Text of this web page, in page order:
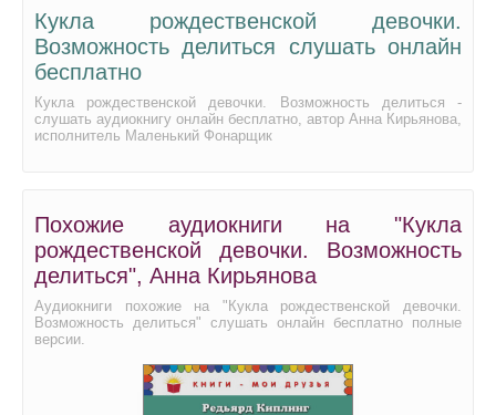
Кукла рождественской девочки.
Возможность делиться слушать онлайн
бесплатно
Кукла рождественской девочки. Возможность делиться -
слушать аудиокнигу онлайн бесплатно, автор Анна Кирьянова,
исполнитель Маленький Фонарщик
Похожие аудиокниги на "Кукла
рождественской девочки. Возможность
делиться", Анна Кирьянова
Аудиокниги похожие на "Кукла рождественской девочки.
Возможность делиться" слушать онлайн бесплатно полные
версии.